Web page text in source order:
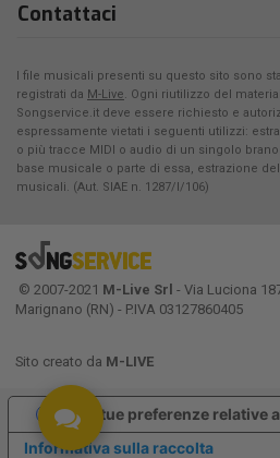
Contattaci
I file musicali presenti su questo sito sono
registrati da M-Live. Ogni riutilizzo del
Songservice.it deve essere richiesto e
espressamente vietati i seguenti utilizzi:
o più tracce MIDI o audio di un singolo
base musicale o parte di essa, estrazione
musicali. (Aut. SIAE n. 1287/I/106)
© 2007-2021 M-Live Srl - Via Luciona
Marignano (RN) - P.IVA 03127860405
Sito creato da M-LIVE
Informativa sulla raccolta
Le tue preferenze relative